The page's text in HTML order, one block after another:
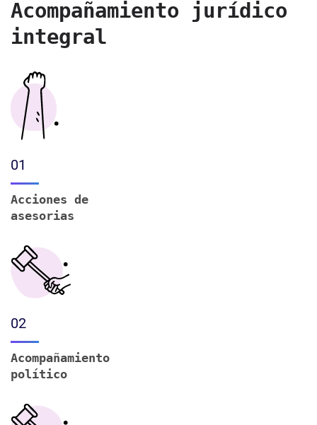
Acompañamiento jurídico
integral
01
Acciones de
asesorias
02
Acompañamiento
político